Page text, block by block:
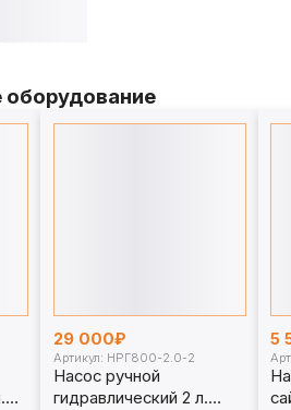
29 000₽
Артикул: НРГ800-2.0-2
Насос ручной
гидравлический 2 л.
5